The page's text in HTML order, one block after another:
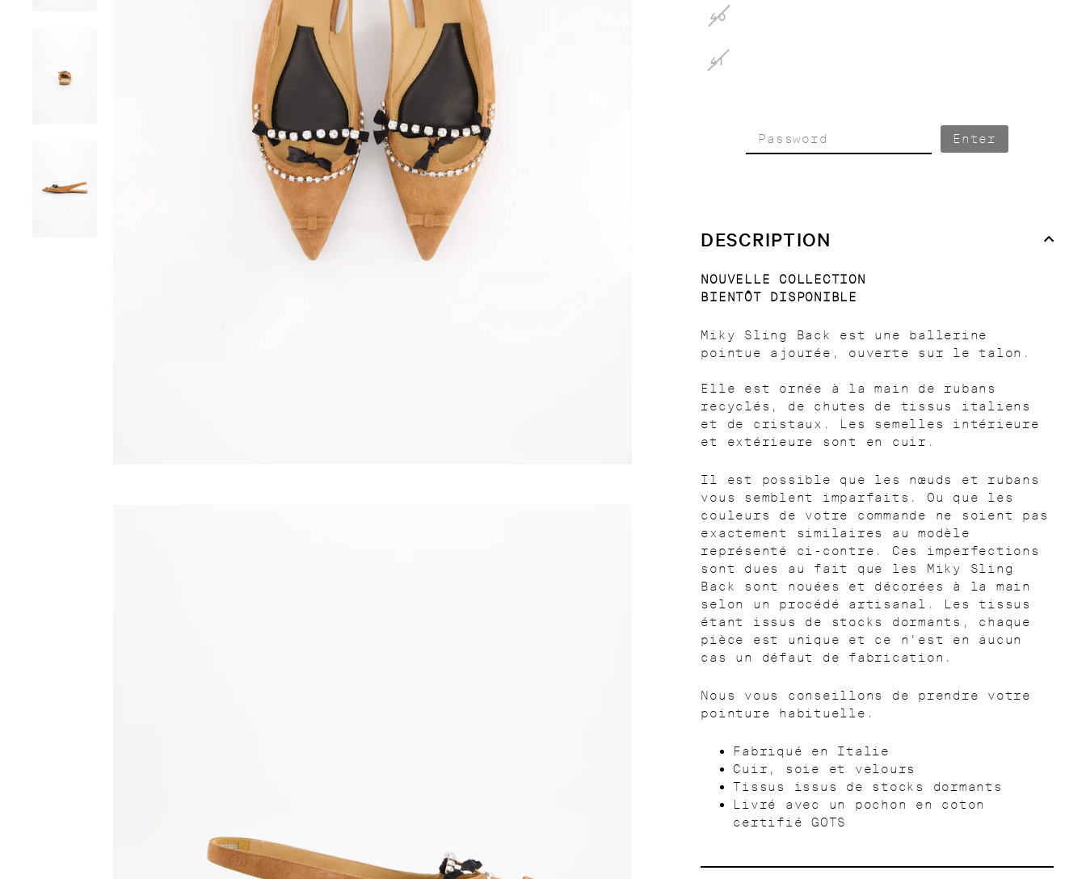
40
41
Enter
DESCRIPTION
NOUVELLE COLLECTION
BIENTÔT DISPONIBLE
Miky Sling Back est une ballerine
pointue ajourée, ouverte sur le talon.
Elle est ornée à la main de rubans
recyclés, de chutes de tissus italiens
et de cristaux. Les semelles intérieure
et extérieure sont en cuir.
Il est possible que les nœuds et rubans
vous semblent imparfaits. Ou que les
couleurs de votre commande ne soient pas
exactement similaires au modèle
représenté ci-contre. Ces imperfections
sont dues au fait que les Miky
Sling
Back sont nouées et décorées à la main
selon un procédé artisanal. Les tissus
étant issus de stocks dormants, chaque
pièce est unique et ce n’est en aucun
cas un défaut de fabrication.
Nous vous conseillons de prendre votre
pointure habituelle.
Fabriqué en Italie
Cuir, soie et velours
Tissus issus de stocks dormants
Livré avec un pochon en coton
certifié GOTS